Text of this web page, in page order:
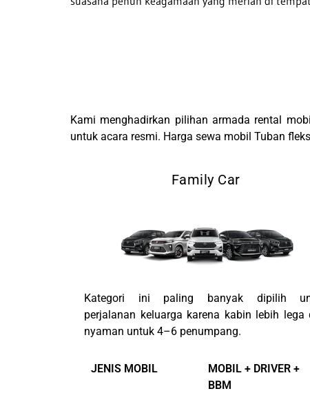
Kami menghadirkan pilihan armada rental
untuk acara resmi. Harga sewa mobil Tuban
Family Car
Kategori ini paling banyak dipilih
perjalanan keluarga karena kabin lebih lega
nyaman untuk 4–6 penumpang.
JENIS MOBIL
MOBIL + DRIVER +
BBM